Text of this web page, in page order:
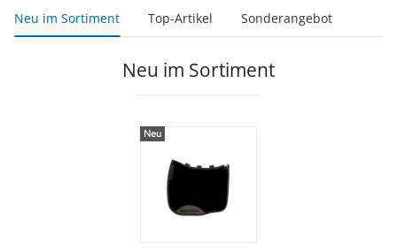
Neu im Sortiment Top-Artikel Sonderangebot
Neu im Sortiment
Neu